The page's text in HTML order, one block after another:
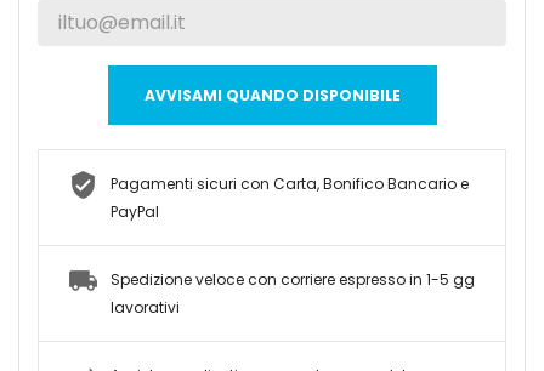
AVVISAMI QUANDO DISPONIBILE
Pagamenti sicuri con Carta, Bonifico Bancario e
PayPal
Spedizione veloce con corriere espresso in 1-5 gg
lavorativi